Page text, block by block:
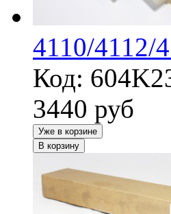
4110/4112/
Код:
3440 руб
Уже в корзине
В корзину